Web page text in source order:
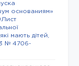
основаниям»
мають дітей,
№ 4706-